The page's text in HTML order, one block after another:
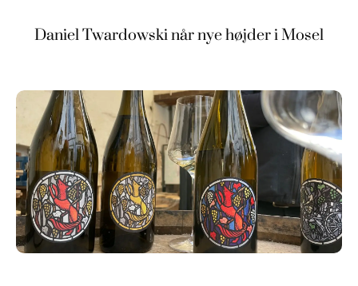
Daniel Twardowski når nye højder i Mosel